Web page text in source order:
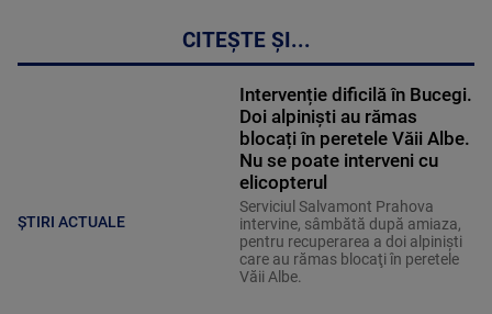
CITEȘTE ȘI...
ȘTIRI ACTUALE
Intervenție dificilă în Bucegi.
Doi alpiniști au rămas
blocați în peretele Văii Albe.
Nu se poate interveni cu
elicopterul
Serviciul Salvamont Prahova
intervine, sâmbătă după amiaza,
pentru recuperarea a doi alpinişti
care au rămas blocaţi în peretele
Văii Albe.